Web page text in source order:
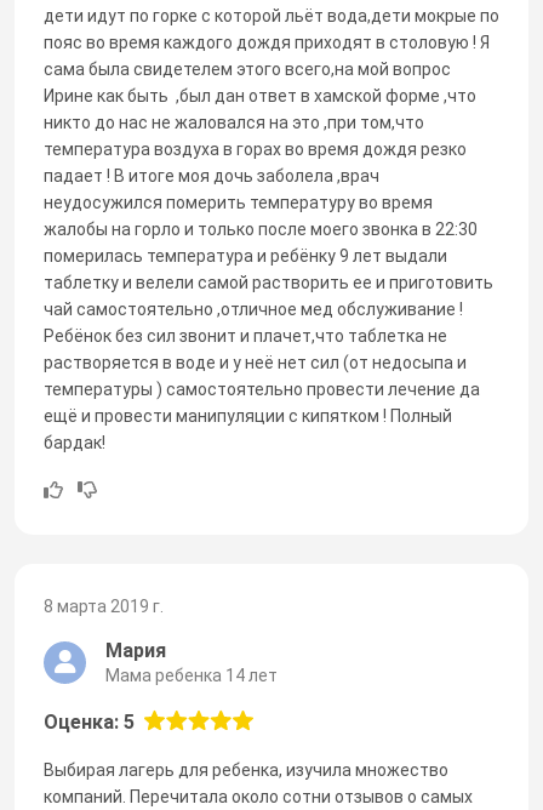
дети идут по горке с которой льёт вода,дети мокрые по
пояс во время каждого дождя приходят в столовую ! Я
сама была свидетелем этого всего,на мой вопрос
Ирине как быть ,был дан ответ в хамской форме ,что
никто до нас не жаловался на это ,при том,что
температура воздуха в горах во время дождя резко
падает ! В итоге моя дочь заболела ,врач
неудосужился померить температуру во время
жалобы на горло и только после моего звонка в 22:30
померилась температура и ребёнку 9 лет выдали
таблетку и велели самой растворить ее и приготовить
чай самостоятельно ,отличное мед обслуживание !
Ребёнок без сил звонит и плачет,что таблетка не
растворяется в воде и у неё нет сил (от недосыпа и
температуры ) самостоятельно провести лечение да
ещё и провести манипуляции с кипятком ! Полный
бардак!
8 марта 2019 г.
Мария
Мама ребенка 14 лет
Оценка: 5
Выбирая лагерь для ребенка, изучила множество
компаний. Перечитала около сотни отзывов о самых